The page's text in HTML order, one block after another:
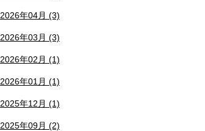
2026年04月 (3)
2026年03月 (3)
2026年02月 (1)
2026年01月 (1)
2025年12月 (1)
2025年09月 (2)